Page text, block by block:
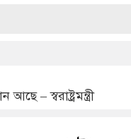
– স্বরাষ্ট্রমন্ত্রী